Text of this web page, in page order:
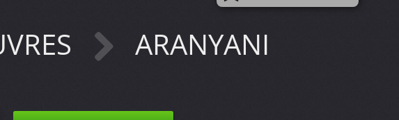
ARANYANI